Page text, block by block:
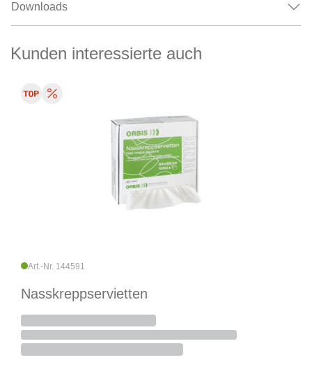
Downloads
Kunden interessierte auch
Art.-Nr. 144591
Nasskreppservietten